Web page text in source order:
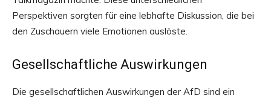
Perspektiven sorgten für eine lebhafte Diskussion, die bei
den Zuschauern viele Emotionen auslöste.
Gesellschaftliche Auswirkungen
Die gesellschaftlichen Auswirkungen der AfD sind ein